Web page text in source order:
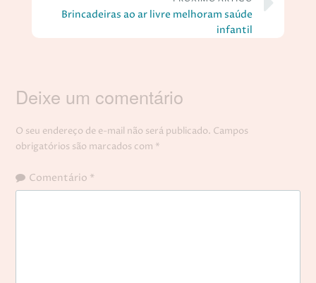
Brincadeiras ao ar livre melhoram saúde
infantil
Deixe um comentário
O seu endereço de e-mail não será publicado. Campos
obrigatórios são marcados com *
Comentário *